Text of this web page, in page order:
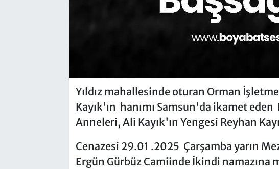
Yıldız mahallesinde oturan Orman
Kayık'ın hanımı Samsun'da ikamet eden
Anneleri, Ali Kayık'ın Yengesi Reyhan
Cenazesi 29.01 .2025 Çarşamba yarın
Ergün Gürbüz Camiinde İkindi namazına